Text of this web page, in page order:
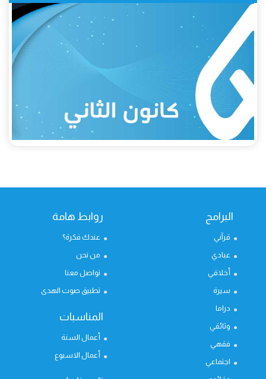
البرامج
قرآني
عبادي
أخلاقي
سيرة
دراما
وثائقي
فقهي
اجتماعي
روابط هامة
عندك فكرة؟
من نحن
تواصل معنا
تطبيق صوت الهدى
المناسبات
أعمال السنة
أعمال الاسبوع